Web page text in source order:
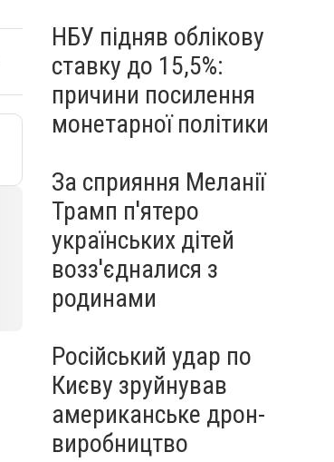
НБУ підняв облікову
ставку до 15,5%:
причини посилення
монетарної політики
За сприяння Меланії
Трамп п'ятеро
українських дітей
возз'єдналися з
родинами
Російський удар по
Києву зруйнував
американське дрон-
виробництво